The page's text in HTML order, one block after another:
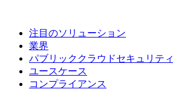
注目のソリューション
業界
パブリッククラウドセキュリティ
ユースケース
コンプライアンス